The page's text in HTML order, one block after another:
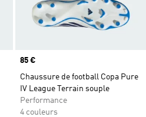
Prix
85 €
Chaussure de football Copa Pure
IV League Terrain souple
Performance
4 couleurs